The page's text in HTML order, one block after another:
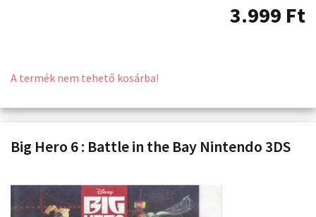
3.999 Ft
A termék nem tehető kosárba!
Big Hero 6 : Battle in the Bay Nintendo 3DS